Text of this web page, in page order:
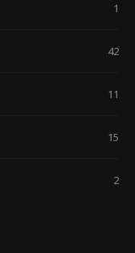
1
42
11
15
2